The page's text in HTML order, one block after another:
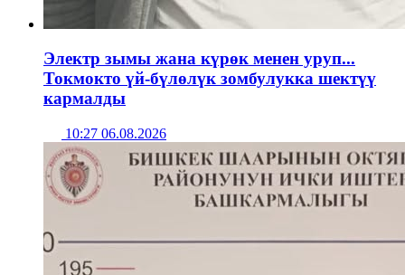
Электр зымы жана күрөк менен уруп...
Токмокто үй-бүлөлүк зомбулукка шектүү
кармалды
10:27 06.08.2026